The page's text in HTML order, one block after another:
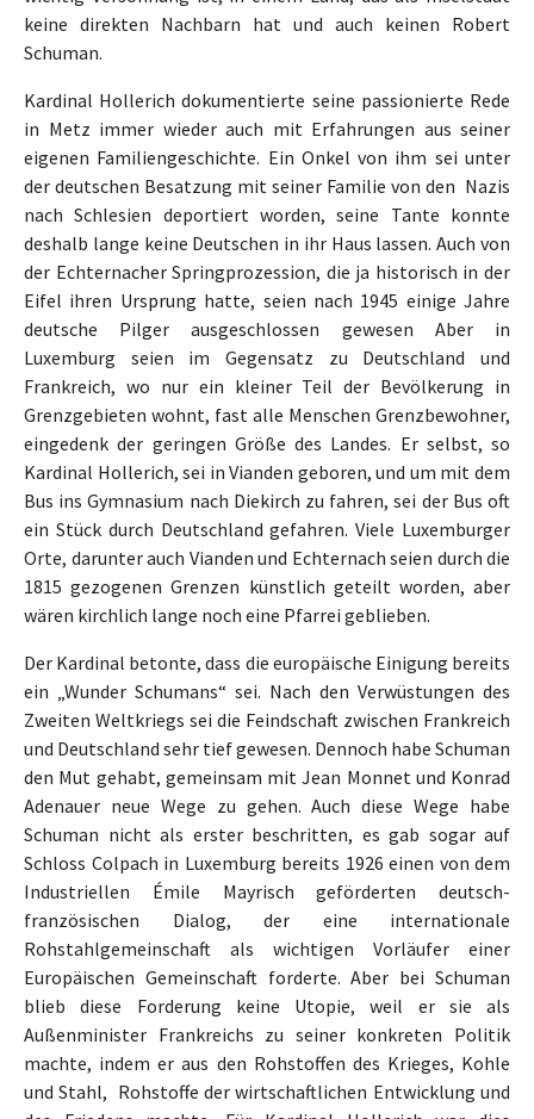
keine direkten Nachbarn hat und auch keinen Robert
Schuman.
Kardinal Hollerich dokumentierte seine passionierte Rede
in Metz immer wieder auch mit Erfahrungen aus seiner
eigenen Familiengeschichte. Ein Onkel von ihm sei unter
der deutschen Besatzung mit seiner Familie von den Nazis
nach Schlesien deportiert worden, seine Tante konnte
deshalb lange keine Deutschen in ihr Haus lassen. Auch von
der Echternacher Springprozession, die ja historisch in der
Eifel ihren Ursprung hatte, seien nach 1945 einige Jahre
deutsche Pilger ausgeschlossen gewesen Aber in
Luxemburg seien im Gegensatz zu Deutschland und
Frankreich, wo nur ein kleiner Teil der Bevölkerung in
Grenzgebieten wohnt, fast alle Menschen Grenzbewohner,
eingedenk der geringen Größe des Landes. Er selbst, so
Kardinal Hollerich, sei in Vianden geboren, und um mit dem
Bus ins Gymnasium nach Diekirch zu fahren, sei der Bus oft
ein Stück durch Deutschland gefahren. Viele Luxemburger
Orte, darunter auch Vianden und Echternach seien durch die
1815 gezogenen Grenzen künstlich geteilt worden, aber
wären kirchlich lange noch eine Pfarrei geblieben.
Der Kardinal betonte, dass die europäische Einigung bereits
ein „Wunder Schumans“ sei. Nach den Verwüstungen des
Zweiten Weltkriegs sei die Feindschaft zwischen Frankreich
und Deutschland sehr tief gewesen. Dennoch habe Schuman
den Mut gehabt, gemeinsam mit Jean Monnet und Konrad
Adenauer neue Wege zu gehen. Auch diese Wege habe
Schuman nicht als erster beschritten, es gab sogar auf
Schloss Colpach in Luxemburg bereits 1926 einen von dem
Industriellen Émile Mayrisch geförderten deutsch-
französischen Dialog, der eine internationale
Rohstahlgemeinschaft als wichtigen Vorläufer einer
Europäischen Gemeinschaft forderte. Aber bei Schuman
blieb diese Forderung keine Utopie, weil er sie als
Außenminister Frankreichs zu seiner konkreten Politik
machte, indem er aus den Rohstoffen des Krieges, Kohle
und Stahl, Rohstoffe der wirtschaftlichen Entwicklung und